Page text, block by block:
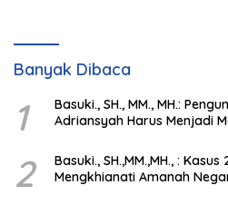
Banyak Dibaca
1
Basuki., SH., MM., MH.:
Adriansyah Harus Menjadi
2
Basuki., SH.,MM.,MH., :
Mengkhianati Amanah